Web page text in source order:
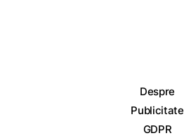
Despre
Publicitate
GDPR